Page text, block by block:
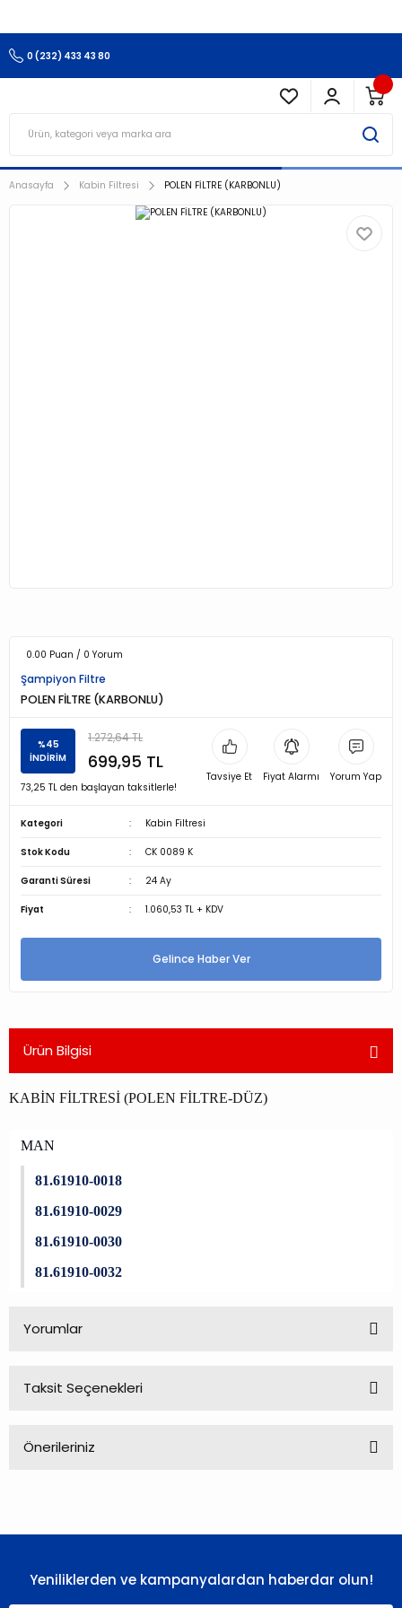
0 (232) 433 43 80
Anasayfa Kabin Filtresi POLEN FİLTRE (KARBONLU)
0.00 Puan / 0 Yorum
Şampiyon Filtre
POLEN FİLTRE (KARBONLU)
%45
İNDİRİM
1.272,64 TL
699,95 TL
73,25 TL den başlayan taksitlerle!
Tavsiye Et Fiyat Alarmı Yorum Yap
Kategori Kabin Filtresi
Stok Kodu CK 0089 K
Garanti Süresi 24 Ay
Fiyat 1.060,53 TL + KDV
Gelince Haber Ver
Ürün Bilgisi
KABİN FİLTRESİ (POLEN FİLTRE-DÜZ)
MAN
81.61910-0018
81.61910-0029
81.61910-0030
81.61910-0032
Yorumlar
Taksit Seçenekleri
Önerileriniz
Ürün resmi kalitesiz, bozuk veya görüntülenemiyor.
Yeniliklerden ve kampanyalardan haberdar olun!